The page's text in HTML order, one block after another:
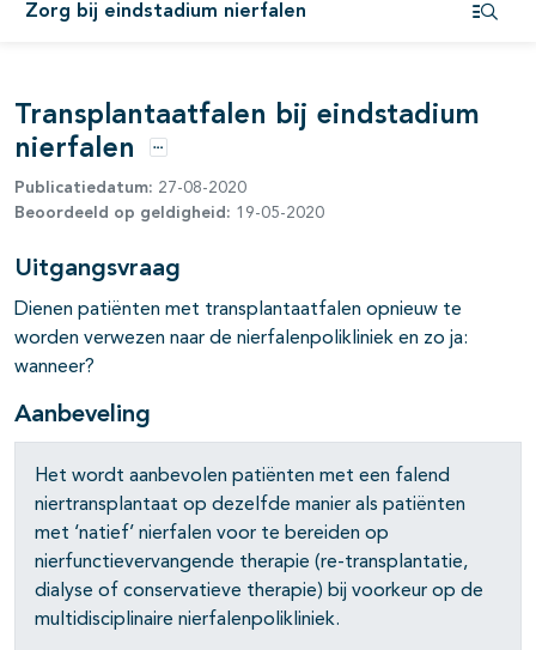
Zorg bij eindstadium nierfalen
open- en dichtklappen
Transplantaatfalen bij eindstadium
nierfalen
Opties
Publicatiedatum: 27-08-2020
Beoordeeld op geldigheid: 19-05-2020
Uitgangsvraag
Dienen patiënten met transplantaatfalen opnieuw te
worden verwezen naar de nierfalenpolikliniek en zo ja:
wanneer?
Aanbeveling
Het wordt aanbevolen patiënten met een falend
niertransplantaat op dezelfde manier als patiënten
met ‘natief’ nierfalen voor te bereiden op
nierfunctievervangende therapie (re-transplantatie,
dialyse of conservatieve therapie) bij voorkeur op de
multidisciplinaire nierfalenpolikliniek.